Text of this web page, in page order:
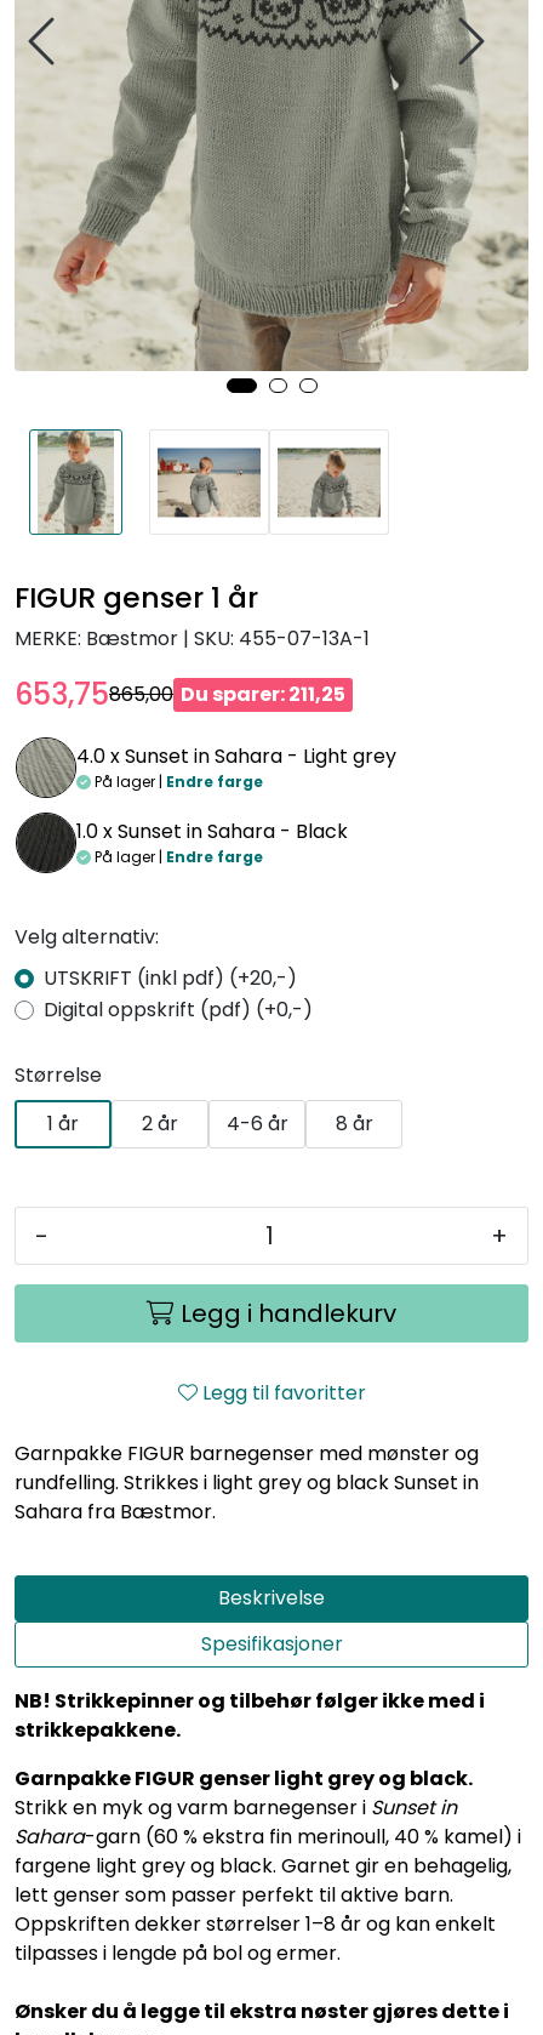
FIGUR genser 1 år
MERKE: Bæstmor | SKU: 455-07-13A-1
653,75865,00 Du sparer: 211,25
4.0 xSunset in Sahara - Light grey
På lager | Endre farge
1.0 xSunset in Sahara - Black
På lager | Endre farge
Velg alternativ:
UTSKRIFT (inkl pdf) (+20,-)
Digital oppskrift (pdf) (+0,-)
Størrelse
1 år
2 år 4-6 år 8 år
- +
Legg i handlekurv
Legg til favoritter
Garnpakke FIGUR barnegenser med mønster og
rundfelling. Strikkes i light grey og black Sunset in
Sahara fra Bæstmor.
Beskrivelse
Spesifikasjoner
NB! Strikkepinner og tilbehør følger ikke med i
strikkepakkene.
Garnpakke FIGUR genser light grey og black.
Strikk en myk og varm barnegenser i Sunset in
Sahara-garn (60 % ekstra fin merinoull, 40 % kamel) i
fargene light grey og black. Garnet gir en behagelig,
lett genser som passer perfekt til aktive barn.
Oppskriften dekker størrelser 1–8 år og kan enkelt
tilpasses i lengde på bol og ermer.
Ønsker du å legge til ekstra nøster gjøres dette i